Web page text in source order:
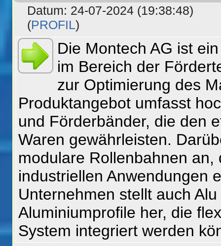
Datum: 24-07-2024 (19:38:48)
(PROFIL)
Die Montech AG ist
im Bereich der
zur Optimierung des
Produktangebot umfasst
und Förderbänder, die den
Waren gewährleisten.
modulare Rollenbahnen
industriellen Anwendungen
Unternehmen stellt auch
Aluminiumprofile her, die
System integriert werden